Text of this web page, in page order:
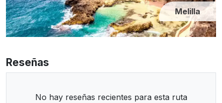
Melilla
Reseñas
No hay reseñas recientes para esta ruta